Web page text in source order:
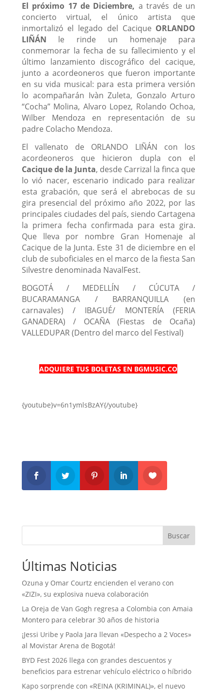
El próximo 17 de Diciembre, a través de un
concierto virtual, el único artista que
inmortalizó el legado del Cacique ORLANDO
LIÑÁN le rinde un homenaje para
conmemorar la fecha de su fallecimiento y el
último lanzamiento discográfico del cacique,
junto a acordeoneros que fueron importante
en su vida musical: para esta primera versión
lo acompañarán Ivàn Zuleta, Gonzalo Arturo
“Cocha” Molina, Alvaro Lopez, Rolando Ochoa,
Wilber Mendoza en representación de su
padre Colacho Mendoza.
El vallenato de ORLANDO LIÑÁN con los
acordeoneros que hicieron dupla con el
Cacique de la Junta, desde Carrizal la finca que
lo vió nacer, escenario indicado para realizar
esta grabación, que será el abrebocas de su
gira presencial del próximo año 2022, por las
principales ciudades del país, siendo Cartagena
la primera fecha confirmada para esta gira.
Que lleva por nombre Gran Homenaje al
Cacique de la Junta. Este 31 de diciembre en el
club de suboficiales en el marco de la fiesta San
Silvestre denominada NavalFest.
BOGOTÁ / MEDELLÍN / CÚCUTA /
BUCARAMANGA / BARRANQUILLA (en
carnavales) / IBAGUÉ/ MONTERÍA (FERIA
GANADERA) / OCAÑA (Fiestas de Ocaña)
VALLEDUPAR (Dentro del marco del Festival)
ADQUIERE TUS BOLETAS EN BGMUSIC.CO
{youtube}v=6n1ymlsBzAY{/youtube}
Buscar
Últimas Noticias
Ozuna y Omar Courtz encienden el verano con
«ZIZI», su explosiva nueva colaboración
La Oreja de Van Gogh regresa a Colombia con Amaia
Montero para celebrar 30 años de historia
¡Jessi Uribe y Paola Jara llevan «Despecho a 2 Voces»
al Movistar Arena de Bogotá!
BYD Fest 2026 llega con grandes descuentos y
beneficios para estrenar vehículo eléctrico o híbrido
Kapo sorprende con «REINA (KRIMINAL)», el nuevo